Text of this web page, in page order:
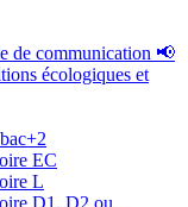
de communication 📢
écologiques et
EC
L
D1, D2 ou